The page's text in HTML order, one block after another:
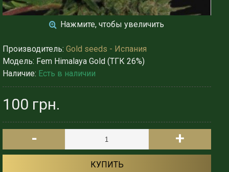
Нажмите, чтобы увеличить
Производитель: Gold seeds - Испания
Модель: Fem Himalaya Gold (ТГК 26%)
Наличие: Есть в наличии
100 грн.
-
+
КУПИТЬ